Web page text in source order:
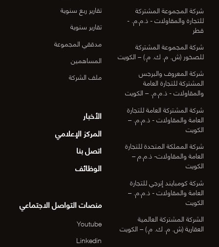
شركة المجموعة المشتركة
للتجارة والمقاولات - ذ.م.م. -
قطر
شركة المجموعة المشتركة
للصخور (ش. م. ك. م.) – الكويت
شركة المعروف والبرجس
المشتركة للتجارة العامة
والمقاولات - ذ.م.م. – الكويت
شركة المشتركة العامة للتجارة
العامة والمقاولات - ذ.م.م. –
الكويت
شركة المملكة المتحدة للتجارة
العامة والمقاولات- ذ.م.م –
الكويت
شركة كومبايند إنرجي للتجارة
العامة والمقاولات - ذ.م.م. –
الكويت
الشركة المشتركة العالمية
العقارية (ش. م. ك. م.) – الكويت
تقارير ربع سنوية
تقارير سنوية
مدققي المجموعة
المساهمين
ملف الشركة
الأخبار
المركز الإعلامي
اتصل بنا
الوظائف
منصات التواصل الاجتماعي
Youtube
Linkedin